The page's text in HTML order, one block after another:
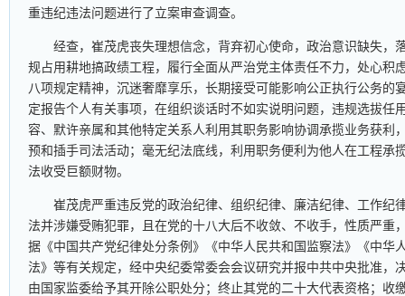
重违纪违法问题进行了立案审查调查。
经查，崔茂虎丧失理想信念，背弃初心使命，政治意识缺失，
规占用耕地搞政绩工程，履行全面从严治党主体责任不力，处心积
八项规定精神，沉迷奢靡享乐，长期接受可能影响公正执行公务的
定报告个人有关事项，在组织谈话时不如实说明问题，违规选拔任
容、默许亲属和其他特定关系人利用其职务影响协调承揽业务获利
预和插手司法活动；毫无纪法底线，利用职务便利为他人在工程承
法收受巨额财物。
崔茂虎严重违反党的政治纪律、组织纪律、廉洁纪律、工作纪
法并涉嫌受贿犯罪，且在党的十八大后不收敛、不收手，性质严重
据《中国共产党纪律处分条例》《中华人民共和国监察法》《中华
法》等有关规定，经中央纪委常委会会议研究并报中共中央批准，
由国家监委给予其开除公职处分；终止其党的二十大代表资格；收